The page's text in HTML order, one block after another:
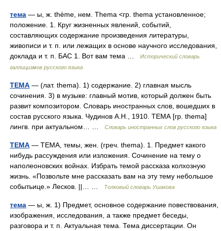
тема — ы, ж. thème, нем. Thema <гр. thema установленное;
положение. 1. Круг жизненных явлений, событий,
составляющих содержание произведения литературы,
живописи и т. п. или лежащих в основе научного исследования,
доклада и т. п. БАС 1. Вот вам тема …
Исторический словарь
галлицизмов русского языка
ТЕМА — (лат. thema). 1) содержание. 2) главная мысль
сочинения. 3) в музыке: главный мотив, который должен быть
развит композитором. Словарь иностранных слов, вошедших в
состав русского языка. Чудинов А.Н., 1910. ТЕМА [гр. thema]
лингв. при актуальном… …
Словарь иностранных слов русского языка
ТЕМА — ТЕМА, темы, жен. (греч. thema). 1. Предмет какого
нибудь рассуждения или изложения. Сочинение на тему о
наполеоновских войнах. Избрать темой рассказа колхозную
жизнь. «Позвольте мне рассказать вам на эту тему небольшое
событьице.» Лесков. ||… …
Толковый словарь Ушакова
тема — ы, ж. 1) Предмет, основное содержание повествования,
изображения, исследования, а также предмет беседы,
разговора и т. п. Актуальная тема. Тема диссертации. Он